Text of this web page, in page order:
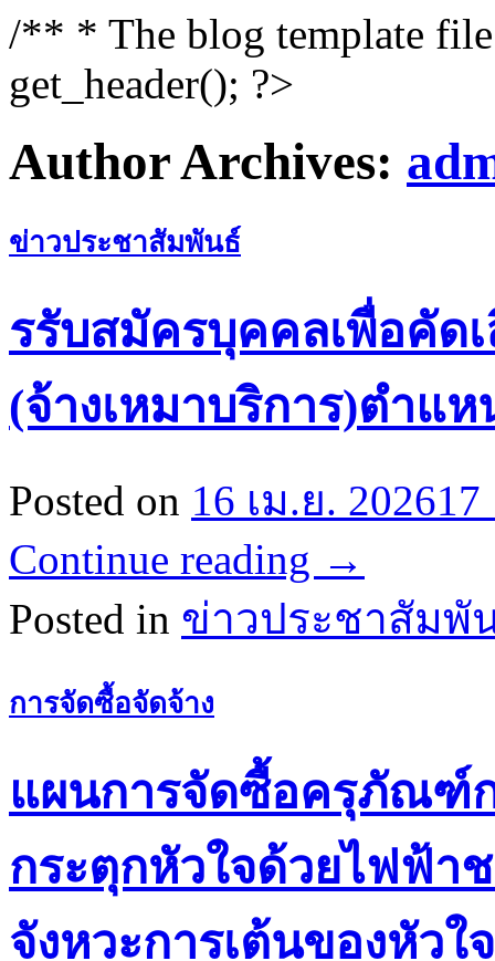
/** * The blog template
get_header(); ?>
Author Archives:
ข่าวประชาสัมพันธ์
รรับสมัครบุคคลเพื่อคัด
(จ้างเหมาบริการ)ตำแ
Posted on 16 เม.ย. 202617
Continue reading →
Posted in ข่าวประชาสัมพั
การจัดซื้อจัดจ้าง
แผนการจัดซื้อครุภัณฑ์ก
กระตุกหัวใจด้วยไฟฟ้า
จังหวะการเต้นของหัว